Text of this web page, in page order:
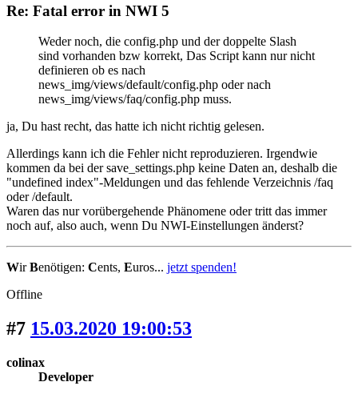
Re: Fatal error in NWI 5
Weder noch, die config.php und der doppelte Slash
sind vorhanden bzw korrekt, Das Script kann nur nicht
definieren ob es nach
news_img/views/default/config.php oder nach
news_img/views/faq/config.php muss.
ja, Du hast recht, das hatte ich nicht richtig gelesen.
Allerdings kann ich die Fehler nicht reproduzieren. Irgendwie
kommen da bei der save_settings.php keine Daten an, deshalb die
"undefined index"-Meldungen und das fehlende Verzeichnis /faq
oder /default.
Waren das nur vorübergehende Phänomene oder tritt das immer
noch auf, also auch, wenn Du NWI-Einstellungen änderst?
WirBenötigen: Cents, Euros... jetzt spenden!
Offline
#7 15.03.2020 19:00:53
colinax
Developer